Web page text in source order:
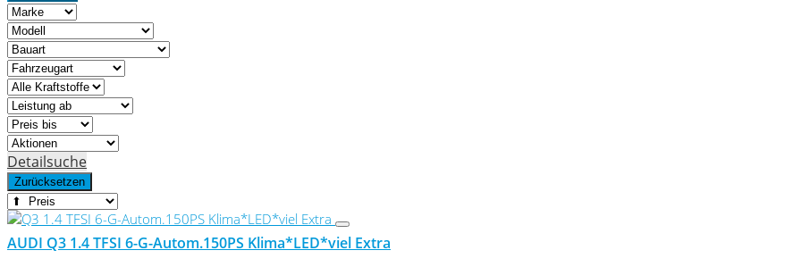
Detailsuche
Zurücksetzen
AUDI Q3 1.4 TFSI 6-G-Autom.150PS Klima*LED*viel Extra